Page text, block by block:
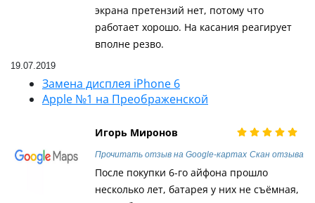
экрана претензий нет, потому что
работает хорошо. На касания реагирует
вполне резво.
19.07.2019
Замена дисплея iPhone 6
Apple №1 на Преображенской
Игорь Миронов
Прочитать отзыв на Google-картах Скан отзыва
После покупки 6-го айфона прошло
несколько лет, батарея у них не съёмная,